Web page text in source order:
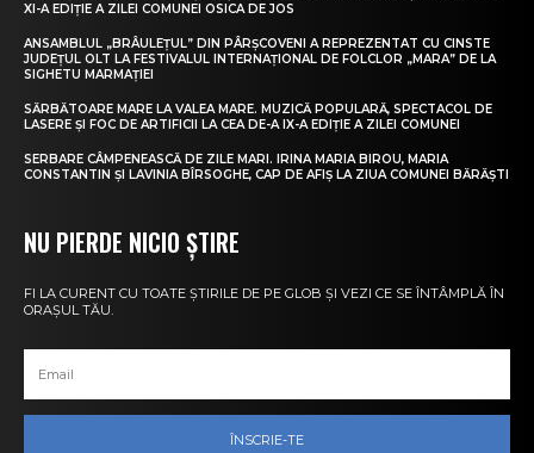
XI-A EDIȚIE A ZILEI COMUNEI OSICA DE JOS
ANSAMBLUL „BRÂULEȚUL” DIN PÂRȘCOVENI A REPREZENTAT CU CINSTE
JUDEȚUL OLT LA FESTIVALUL INTERNAȚIONAL DE FOLCLOR „MARA” DE LA
SIGHETU MARMAȚIEI
SĂRBĂTOARE MARE LA VALEA MARE. MUZICĂ POPULARĂ, SPECTACOL DE
LASERE ȘI FOC DE ARTIFICII LA CEA DE-A IX-A EDIȚIE A ZILEI COMUNEI
SERBARE CÂMPENEASCĂ DE ZILE MARI. IRINA MARIA BIROU, MARIA
CONSTANTIN ȘI LAVINIA BÎRSOGHE, CAP DE AFIȘ LA ZIUA COMUNEI BĂRĂȘTI
NU PIERDE NICIO ȘTIRE
FI LA CURENT CU TOATE ȘTIRILE DE PE GLOB ȘI VEZI CE SE ÎNTÂMPLĂ ÎN
ORAȘUL TĂU.
ÎNSCRIE-TE